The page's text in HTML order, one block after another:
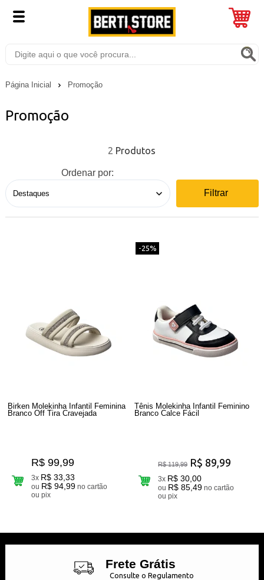
Página Inicial Promoção
Promoção
2
Ordenar por:
Filtrar
Birken Molekinha Infantil Feminina
Branco Off Tira Cravejada
R$ 99,99
3x R$ 33,33
ou R$ 94,99 no cartão
ou pix
-25%
Tênis Molekinha Infantil Feminino
Branco Calce Fácil
R$ 119,99 R$ 89,99
3x R$ 30,00
ou R$ 85,49 no cartão
ou pix
Frete Grátis
Consulte o Regulamento